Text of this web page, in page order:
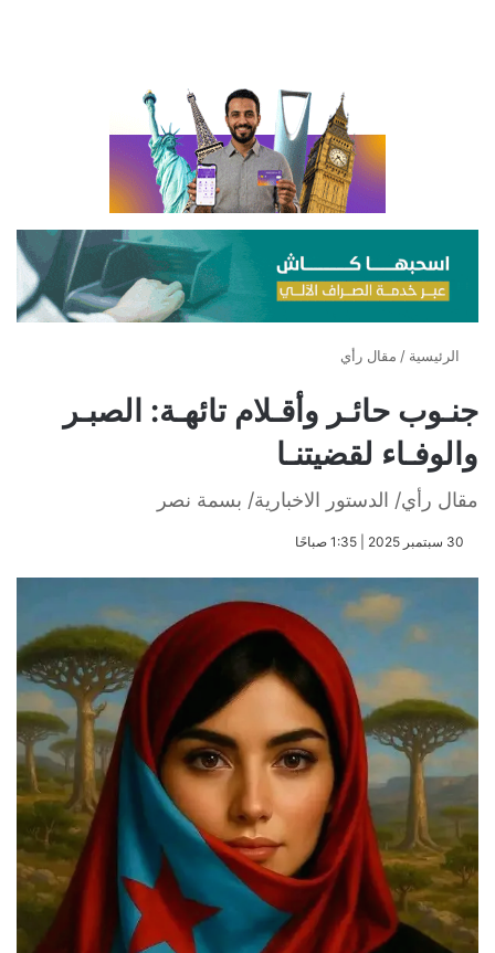
الرئيسية / مقال رأي
جنـوب حائـر وأقـلام تائهـة: الصبـر
والوفـاء لقضيتنـا
مقال رأي/ الدستور الاخبارية/ بسمة نصر
​30 سبتمبر 2025 | 1:35 صباحًا